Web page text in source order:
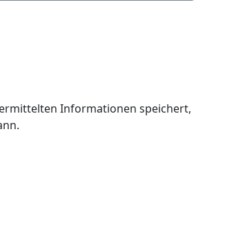
Informationen speichert,